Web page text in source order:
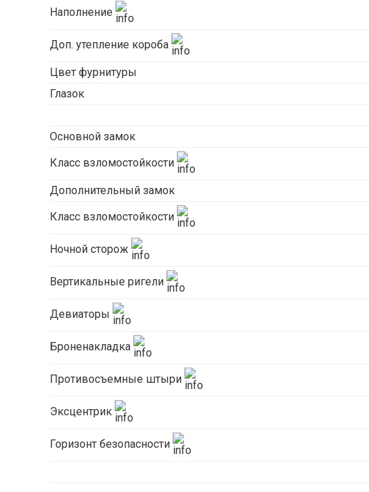
Наполнение
Доп. утепление короба
Цвет фурнитуры
Глазок
Основной замок
Класс взломостойкости
Дополнительный замок
Класс взломостойкости
Ночной сторож
Вертикальные ригели
Девиаторы
Броненакладка
Противосъемные штыри
Эксцентрик
Горизонт безопасности